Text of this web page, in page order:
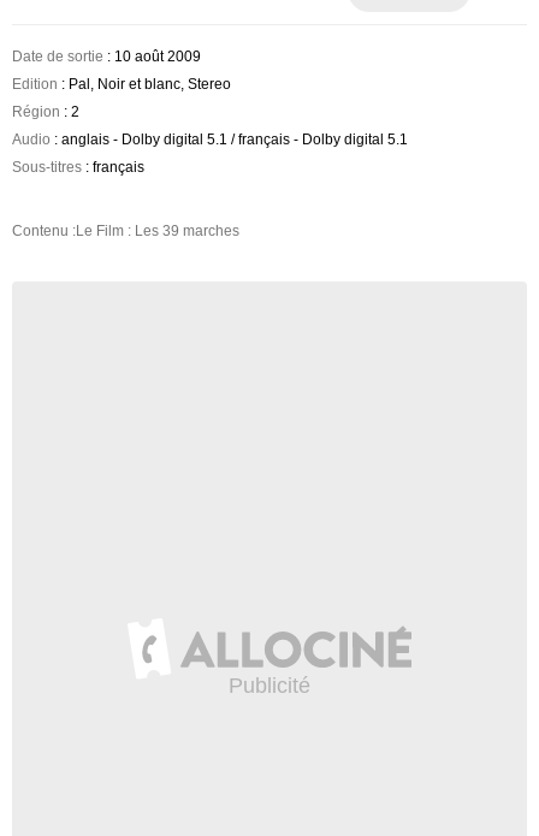
Date de sortie : 10 août 2009
Edition : Pal, Noir et blanc, Stereo
Région : 2
Audio : anglais - Dolby digital 5.1 / français - Dolby digital 5.1
Sous-titres : français
Contenu :Le Film : Les 39 marches